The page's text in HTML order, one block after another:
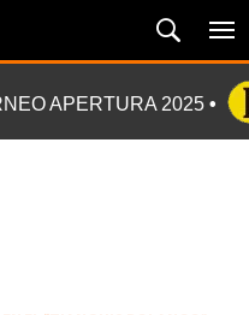
APERTURA 2025